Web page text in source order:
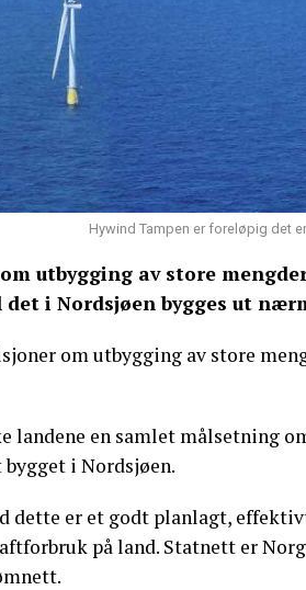
Hywind Tampen er foreløpig det
utbygging av store
i Nordsjøen bygges ut
om utbygging av store
landene en samlet målsetning
bygget i Nordsjøen.
dette er et godt planlagt,
på land. Statnett er